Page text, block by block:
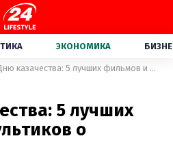
ЭКОНОМИКА
Ко Дню казачества: 5 лучших фильмов и мультиков о казаках
5 лучших
о